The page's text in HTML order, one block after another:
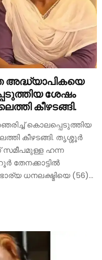
ശേഷം
കീഴടങ്ങി.
കൊലപ്പെടുത്തിയ
കീഴടങ്ങി. തൃശ്ശൂർ
ഹന്ന
തേനക്കാട്ടില്‍
ധനലക്ഷ്മിയെ (56)...